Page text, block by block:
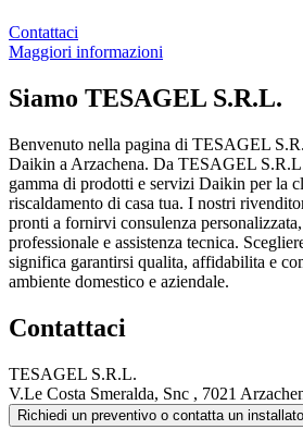
Contattaci
Maggiori informazioni
Siamo TESAGEL S.R.L.
Benvenuto nella pagina di TESAGEL
Daikin a Arzachena. Da TESAGEL
gamma di prodotti e servizi Daikin per la
riscaldamento di casa tua. I nostri
pronti a fornirvi consulenza
professionale e assistenza tecnica.
significa garantirsi qualita, affidabilita e
ambiente domestico e aziendale.
Contattaci
TESAGEL S.R.L.
V.Le Costa Smeralda, Snc , 7021
Richiedi un preventivo o contatta un